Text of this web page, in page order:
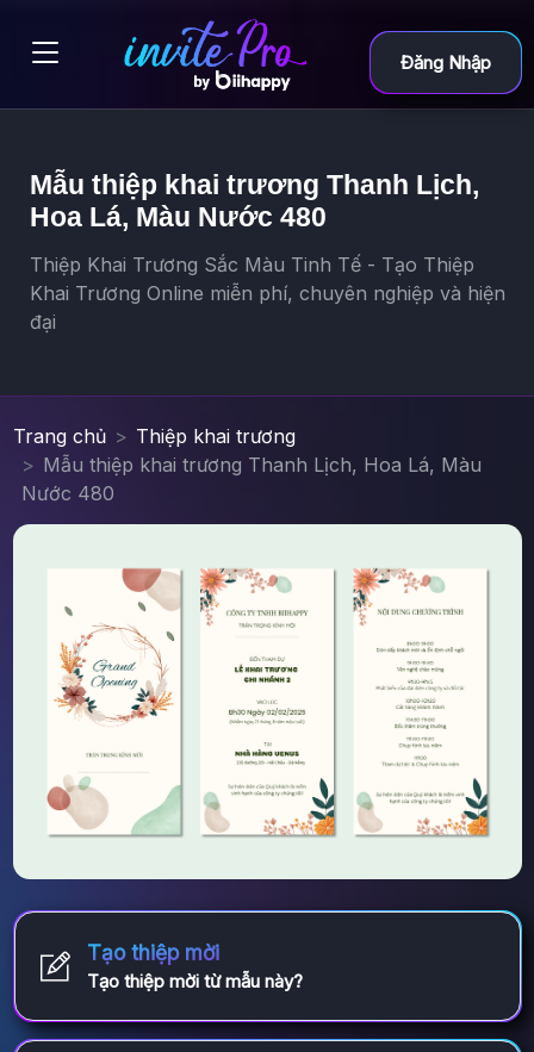
Đăng Nhập
Mẫu thiệp khai trương Thanh Lịch,
Hoa Lá, Màu Nước 480
Thiệp Khai Trương Sắc Màu Tinh Tế - Tạo Thiệp
Khai Trương Online miễn phí, chuyên nghiệp và hiện
đại
Trang chủ
Thiệp khai trương
Mẫu thiệp khai trương Thanh Lịch, Hoa Lá, Màu
Nước 480
Tạo thiệp mời
Tạo thiệp mời từ mẫu này?